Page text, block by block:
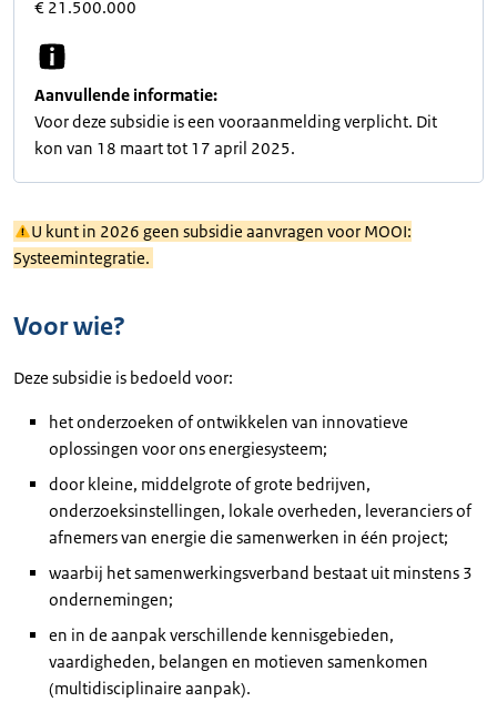
€ 21.500.000
Aanvullende informatie:
Voor deze subsidie is een vooraanmelding verplicht. Dit
kon van 18 maart tot 17 april 2025.
U kunt in 2026 geen subsidie aanvragen voor MOOI:
Systeemintegratie.
Voor wie?
Deze subsidie is bedoeld voor:
het onderzoeken of ontwikkelen van innovatieve
oplossingen voor ons energiesysteem;
door kleine, middelgrote of grote bedrijven,
onderzoeksinstellingen, lokale overheden, leveranciers of
afnemers van energie die samenwerken in één project;
waarbij het samenwerkingsverband bestaat uit minstens 3
ondernemingen;
en in de aanpak verschillende kennisgebieden,
vaardigheden, belangen en motieven samenkomen
(multidisciplinaire aanpak).